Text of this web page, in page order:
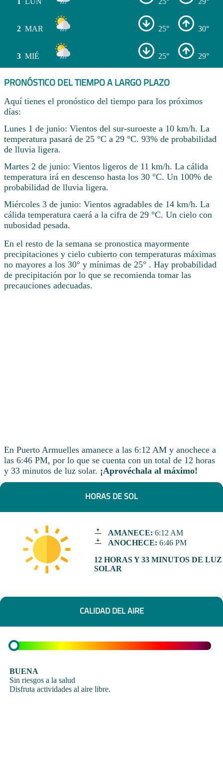
2 MAR 25° 30°
3 MIÉ 25° 29°
PRONÓSTICO DEL TIEMPO A LARGO PLAZO
Aquí tienes el pronóstico del tiempo para los próximos
días:
Lunes 1 de junio: Vientos del sur-suroeste a 10 km/h. La
temperatura pasará de 25 °C a 29 °C. 93% de probabilidad
de lluvia ligera.
Martes 2 de junio: Vientos ligeros de 11 km/h. La cálida
temperatura irá en descenso hasta los 30 °C. Un 100% de
probabilidad de lluvia ligera.
Miércoles 3 de junio: Vientos agradables de 14 km/h. La
cálida temperatura caerá a la cifra de 29 °C. Un cielo con
nubosidad pesada.
En el resto de la semana se pronostica mayormente
precipitaciones y cielo cubierto con temperaturas máximas
no mayores a los 30° y mínimas de 25° . Hay probabilidad
de precipitación por lo que se recomienda tomar las
precauciones adecuadas.
En Puerto Armuelles amanece a las 6:12 AM y anochece a
las 6:46 PM, por lo que se cuenta con un total de 12 horas
y 33 minutos de luz solar. ¡Aprovéchala al máximo!
HORAS DE SOL
AMANECE: 6:12 AM
ANOCHECE: 6:46 PM
12 HORAS Y 33 MINUTOS DE LUZ
SOLAR
CALIDAD DEL AIRE
BUENA
Sin riesgos a la salud
Disfruta actividades al aire libre.